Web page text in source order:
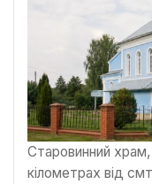
Старовинний
кілометрах від смт